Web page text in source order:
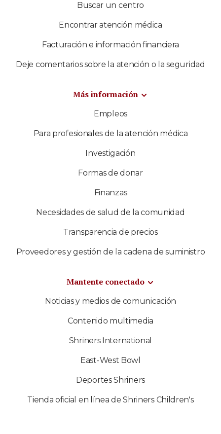
Buscar un centro
Encontrar atención médica
Facturación e información financiera
Deje comentarios sobre la atención o la seguridad
Más información
Empleos
Para profesionales de la atención médica
Investigación
Formas de donar
Finanzas
Necesidades de salud de la comunidad
Transparencia de precios
Proveedores y gestión de la cadena de suministro
Mantente conectado
Noticias y medios de comunicación
Contenido multimedia
Shriners International
East-West Bowl
Deportes Shriners
Tienda oficial en línea de Shriners Children's